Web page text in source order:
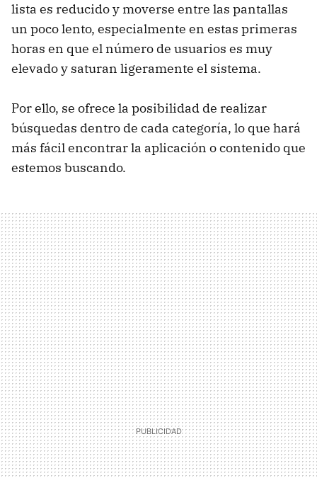
lista es reducido y moverse entre las pantallas
un poco lento, especialmente en estas primeras
horas en que el número de usuarios es muy
elevado y saturan ligeramente el sistema.
Por ello, se ofrece la posibilidad de realizar
búsquedas dentro de cada categoría, lo que hará
más fácil encontrar la aplicación o contenido que
estemos buscando.